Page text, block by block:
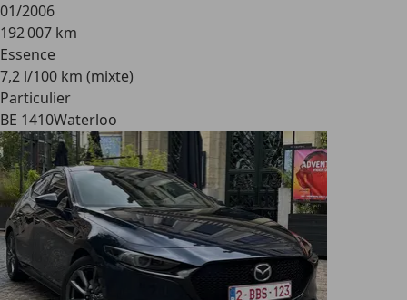
01/2006
192 007 km
Essence
7,2 l/100 km (mixte)
Particulier
BE 1410Waterloo